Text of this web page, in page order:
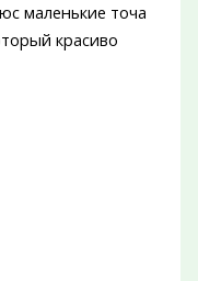
маленькие точа
красиво